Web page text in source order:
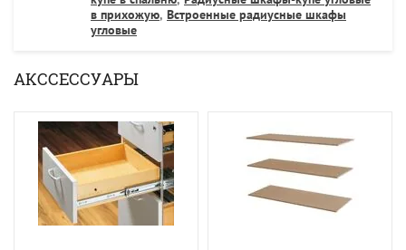
в прихожую, Встроенные радиусные шкафы
угловые
АКССЕССУАРЫ